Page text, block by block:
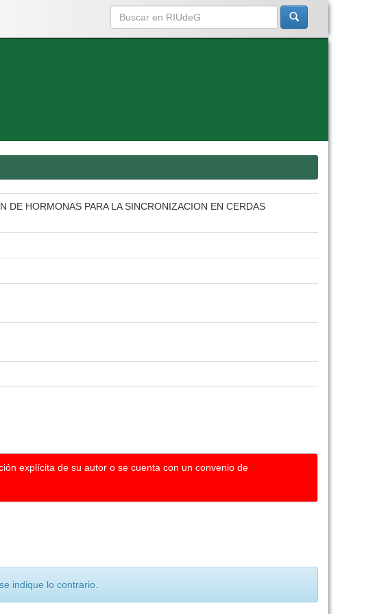
DE HORMONAS PARA LA SINCRONIZACION EN CERDAS
explícita de su autor o se cuenta con un convenio de
indique lo contrario.